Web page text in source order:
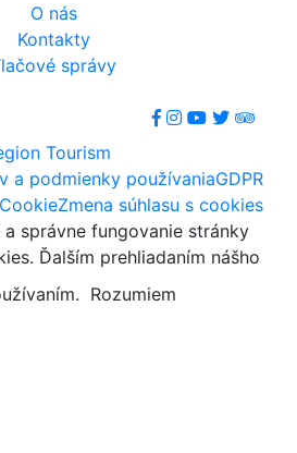
O nás
Kontakty
správy
Tourism
a podmienky používaniaGDPR
Zmena súhlasu s cookies
správne fungovanie stránky
Ďalším prehliadaním nášho
Rozumiem